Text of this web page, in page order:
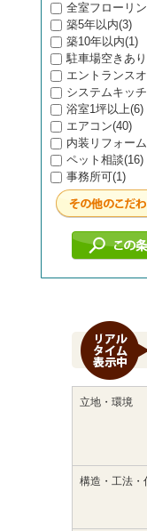
全室フローリ
築5年以内(3)
築10年以内(1)
駐車場空きあ
エントランス
システムキッ
浴室1坪以上(6)
エアコン(40)
内装リフォー
ペット相談(16)
事務所可(1)
立地・環境
構造・工法・